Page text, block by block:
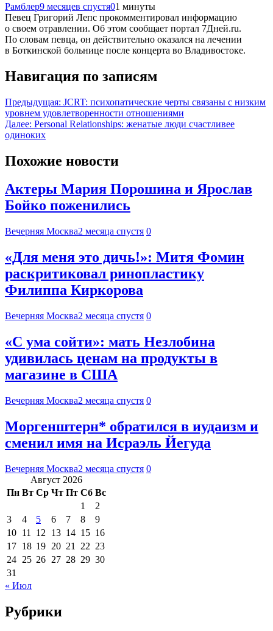
Рамблер9 месяцев спустя01 минуты
Певец Григорий Лепс прокомментировал информацию
о своем отравлении. Об этом сообщает портал 7Дней.ru.
По словам певца, он действительно оказался на лечении
в Боткинской больнице после концерта во Владивостоке.
Навигация по записям
Предыдущая: JCRT: психопатические черты связаны с низким
уровнем удовлетворенности отношениями
Далее: Personal Relationships: женатые люди счастливее
одиноких
Похожие новости
Актеры Мария Порошина и Ярослав
Бойко поженились
Вечерняя Москва2 месяца спустя 0
«Для меня это дичь!»: Митя Фомин
раскритиковал ринопластику
Филиппа Киркорова
Вечерняя Москва2 месяца спустя 0
«С ума сойти»: мать Незлобина
удивилась ценам на продукты в
магазине в США
Вечерняя Москва2 месяца спустя 0
Моргенштерн* обратился в иудаизм и
сменил имя на Исраэль Йегуда
Вечерняя Москва2 месяца спустя 0
Август 2026
Пн Вт Ср Чт Пт Сб Вс
1
2
3
4 5 6 7 8
9
10 11 12 13 14 15 16
17 18 19 20 21 22 23
24 25 26 27 28 29 30
31
« Июл
Рубрики